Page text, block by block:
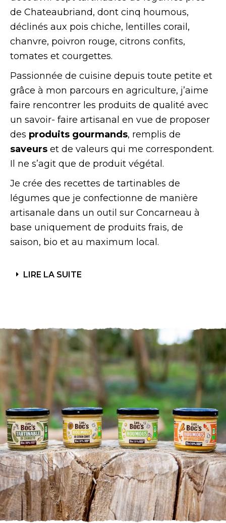
de Chateaubriand, dont cinq houmous,
déclinés aux pois chiche, lentilles corail,
chanvre, poivron rouge, citrons confits,
tomates et courgettes.
Passionnée de cuisine depuis toute petite et
grâce à mon parcours en agriculture, j’aime
faire rencontrer les produits de qualité avec
un savoir- faire artisanal en vue de proposer
des produits gourmands, remplis de
saveurs et de valeurs qui me correspondent.
Il ne s’agit que de produit végétal.
Je crée des recettes de tartinables de
légumes que je confectionne de manière
artisanale dans un outil sur Concarneau à
base uniquement de produits frais, de
saison, bio et au maximum local.
LIRE LA SUITE